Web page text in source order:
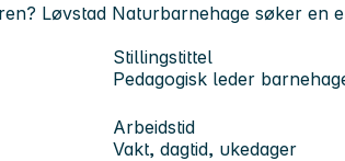
Løvstad Naturbarnehage søker en
Stillingstittel
Pedagogisk leder
Arbeidstid
Vakt, dagtid, ukedager